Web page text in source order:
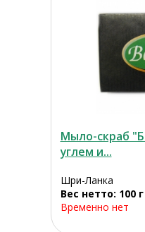
Мыло-скраб
углем и...
Шри-Ланка
Вес нетто: 100 г
Временно нет